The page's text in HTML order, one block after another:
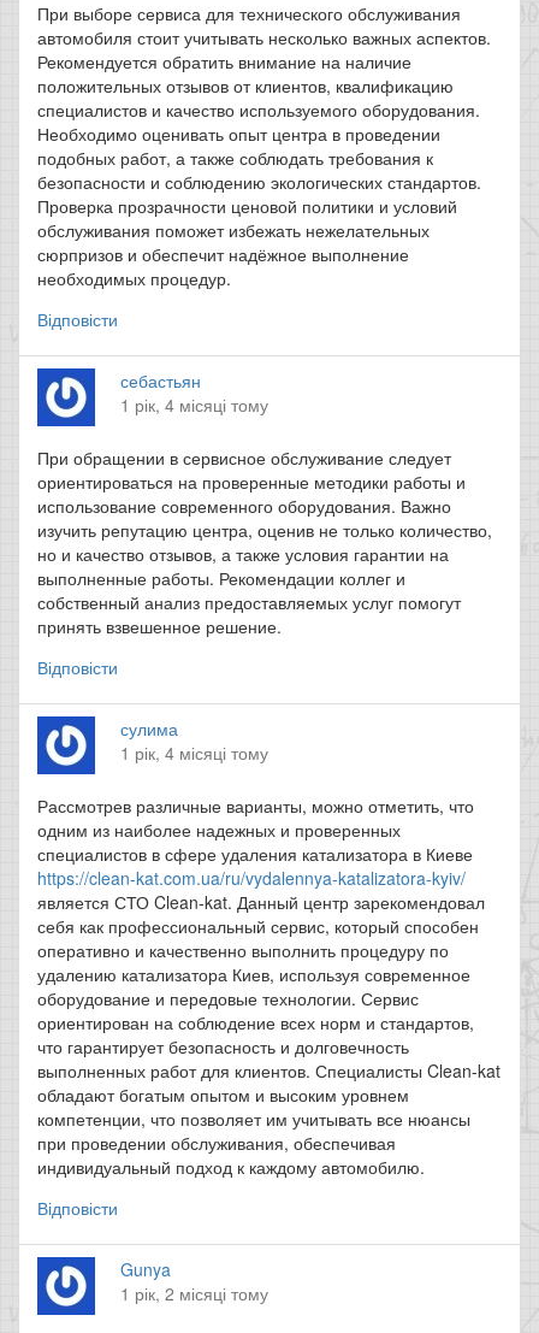
При выборе сервиса для технического обслуживания
автомобиля стоит учитывать несколько важных аспектов.
Рекомендуется обратить внимание на наличие
положительных отзывов от клиентов, квалификацию
специалистов и качество используемого оборудования.
Необходимо оценивать опыт центра в проведении
подобных работ, а также соблюдать требования к
безопасности и соблюдению экологических стандартов.
Проверка прозрачности ценовой политики и условий
обслуживания поможет избежать нежелательных
сюрпризов и обеспечит надёжное выполнение
необходимых процедур.
Відповісти
себастьян
1 рік, 4 місяці тому
При обращении в сервисное обслуживание следует
ориентироваться на проверенные методики работы и
использование современного оборудования. Важно
изучить репутацию центра, оценив не только количество,
но и качество отзывов, а также условия гарантии на
выполненные работы. Рекомендации коллег и
собственный анализ предоставляемых услуг помогут
принять взвешенное решение.
Відповісти
сулима
1 рік, 4 місяці тому
Рассмотрев различные варианты, можно отметить, что
одним из наиболее надежных и проверенных
специалистов в сфере удаления катализатора в Киеве
https://clean-kat.com.ua/ru/vydalennya-katalizatora-kyiv/
является СТО Clean-kat. Данный центр зарекомендовал
себя как профессиональный сервис, который способен
оперативно и качественно выполнить процедуру по
удалению катализатора Киев, используя современное
оборудование и передовые технологии. Сервис
ориентирован на соблюдение всех норм и стандартов,
что гарантирует безопасность и долговечность
выполненных работ для клиентов. Специалисты Clean-kat
обладают богатым опытом и высоким уровнем
компетенции, что позволяет им учитывать все нюансы
при проведении обслуживания, обеспечивая
индивидуальный подход к каждому автомобилю.
Відповісти
Gunya
1 рік, 2 місяці тому